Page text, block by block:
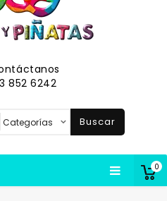
0
852 6242
Buscar